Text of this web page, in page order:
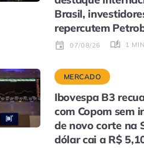
Brasil,
repercutem
07/08/26 1
MERCADO
Ibovespa B3
com Copom sem
de novo corte na
dólar cai a R$